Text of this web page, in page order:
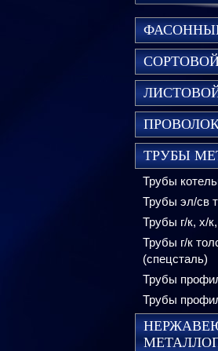
ТРУБЫ
Трубы
Трубы эл/св
Трубы г/к, х/
Трубы г/к
(спецсталь)
Трубы
Трубы